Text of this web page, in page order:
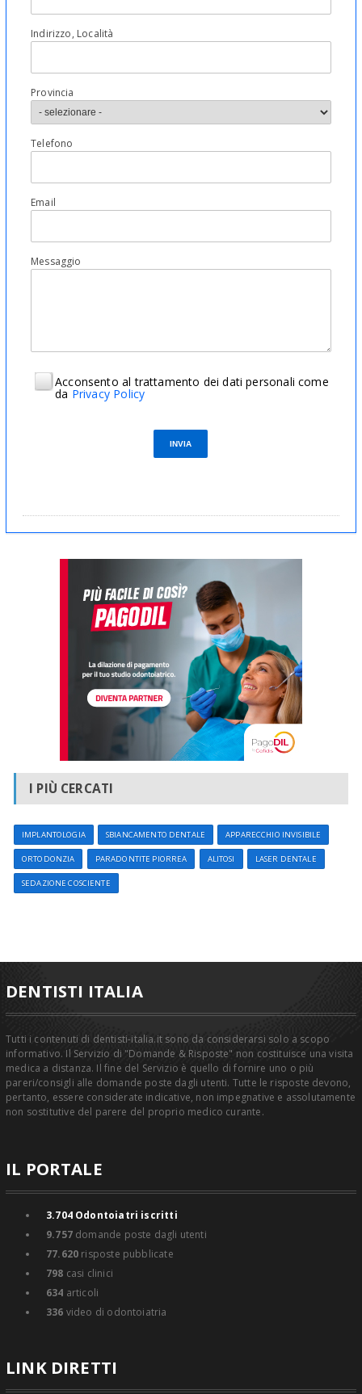
Indirizzo, Località
Provincia
Telefono
Email
Messaggio
Acconsento al trattamento dei dati personali come
da Privacy Policy
I PIÙ CERCATI
IMPLANTOLOGIA SBIANCAMENTO DENTALE APPARECCHIO INVISIBILE
ORTODONZIA PARADONTITE PIORREA ALITOSI LASER DENTALE
SEDAZIONE COSCIENTE
DENTISTI ITALIA
Tutti i contenuti di dentisti-italia.it sono da considerarsi solo a scopo
informativo. Il Servizio di "Domande & Risposte" non costituisce una visita
medica a distanza. Il fine del Servizio è quello di fornire uno o più
pareri/consigli alle domande poste dagli utenti. Tutte le risposte devono,
pertanto, essere considerate indicative, non impegnative e assolutamente
non sostitutive del parere del proprio medico curante.
IL PORTALE
3.704Odontoiatri iscritti
9.757domande poste dagli utenti
77.620 risposte pubblicate
798 casi clinici
634 articoli
336 video di odontoiatria
LINK DIRETTI